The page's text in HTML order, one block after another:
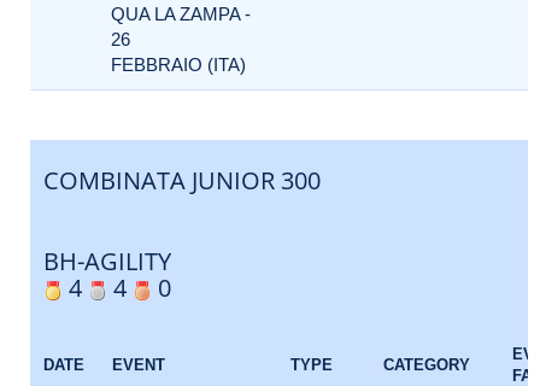
QUA LA ZAMPA -
26
FEBBRAIO (ITA)
COMBINATA JUNIOR 300
BH-AGILITY
4
4 0
DATE EVENT TYPE CATEGORY